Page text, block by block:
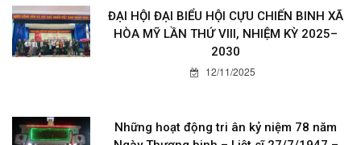
ĐẠI HỘI ĐẠI BIỂU HỘI CỰU CHIẾN BINH XÃ
HÒA MỸ LẦN THỨ VIII, NHIỆM KỲ 2025–
2030
12/11/2025
Những hoạt động tri ân kỷ niệm 78 năm